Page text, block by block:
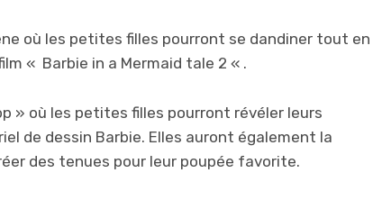
où les petites filles pourront se dandiner tout en
« Barbie in a Mermaid tale 2 « .
» où les petites filles pourront révéler leurs
de dessin Barbie. Elles auront également la
des tenues pour leur poupée favorite.